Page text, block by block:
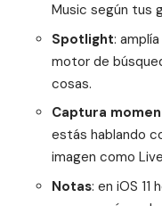
Music según tus
Spotlight:
motor de
cosas.
Captura
estás hablando
imagen como
Notas: en iOS